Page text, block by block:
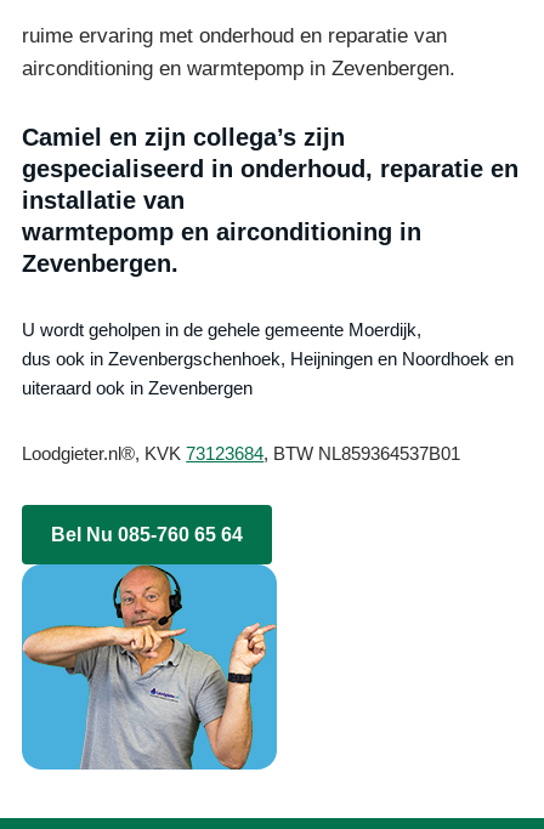
ruime ervaring met onderhoud en reparatie van
airconditioning en warmtepomp in Zevenbergen.
Camiel en zijn collega’s zijn
gespecialiseerd in onderhoud, reparatie en
installatie van
warmtepomp en airconditioning in
Zevenbergen.
U wordt geholpen in de gehele gemeente Moerdijk,
dus ook in Zevenbergschenhoek, Heijningen en Noordhoek en
uiteraard ook in Zevenbergen
Loodgieter.nl®, KVK73123684, BTW NL859364537B01
Bel Nu 085-760 65 64